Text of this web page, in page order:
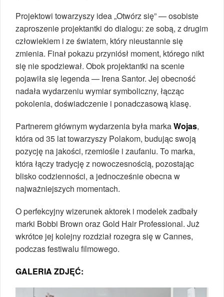
Projektowi towarzyszy idea „Otwórz się” — osobiste
zaproszenie projektantki do dialogu: ze sobą, z drugim
człowiekiem i ze światem, który nieustannie się
zmienia. Finał pokazu przyniósł moment, którego nikt
się nie spodziewał. Obok projektantki na scenie
pojawiła się legenda — Irena Santor. Jej obecność
nadała wydarzeniu wymiar symboliczny, łącząc
pokolenia, doświadczenie i ponadczasową klasę.
Partnerem głównym wydarzenia była markaWojas,
która od 35 lat towarzyszy Polakom, budując swoją
pozycję na jakości, rzemiośle i zaufaniu. To marka,
która łączy tradycję z nowoczesnością, pozostając
blisko codzienności, a jednocześnie obecna w
najważniejszych momentach.
O perfekcyjny wizerunek aktorek i modelek zadbały
marki Bobbi Brown oraz Gold Hair Professional. Już
wkrótce jej kolejny rozdział rozegra się w Cannes,
podczas festiwalu filmowego.
GALERIA ZDJĘĆ: